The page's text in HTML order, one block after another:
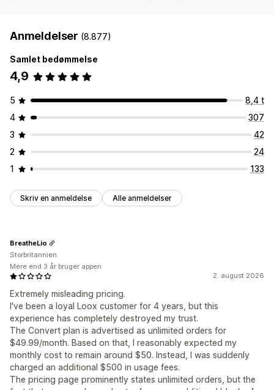
Anmeldelser (8.877)
Samlet bedømmelse
4,9
5
8,4 t
4
307
3
42
2
24
1
133
Skriv en anmeldelse Alle anmeldelser
2. august 2026
Extremely misleading pricing.
I've been a loyal Loox customer for 4 years, but this
experience has completely destroyed my trust.
The Convert plan is advertised as unlimited orders for
$49.99/month. Based on that, I reasonably expected my
monthly cost to remain around $50. Instead, I was suddenly
charged an additional $500 in usage fees.
The pricing page prominently states unlimited orders, but the
BreatheLio
Storbritannien
Mere end 3 år bruger appen